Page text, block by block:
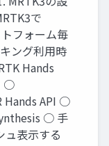
で
フォーム毎
ング利用時
Hands
○
Hands API ○
○ 手
ュ表示する